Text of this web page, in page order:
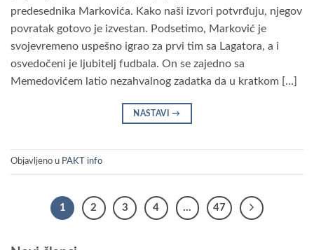
predesednika Markovića. Kako naši izvori potvrđuju, njegov
povratak gotovo je izvestan. Podsetimo, Marković je
svojevremeno uspešno igrao za prvi tim sa Lagatora, a i
osvedočeni je ljubitelj fudbala. On se zajedno sa
Memedovićem latio nezahvalnog zadatka da u kratkom […]
NASTAVI→
Objavljeno u PAKT info
1 2 3 4 … 47